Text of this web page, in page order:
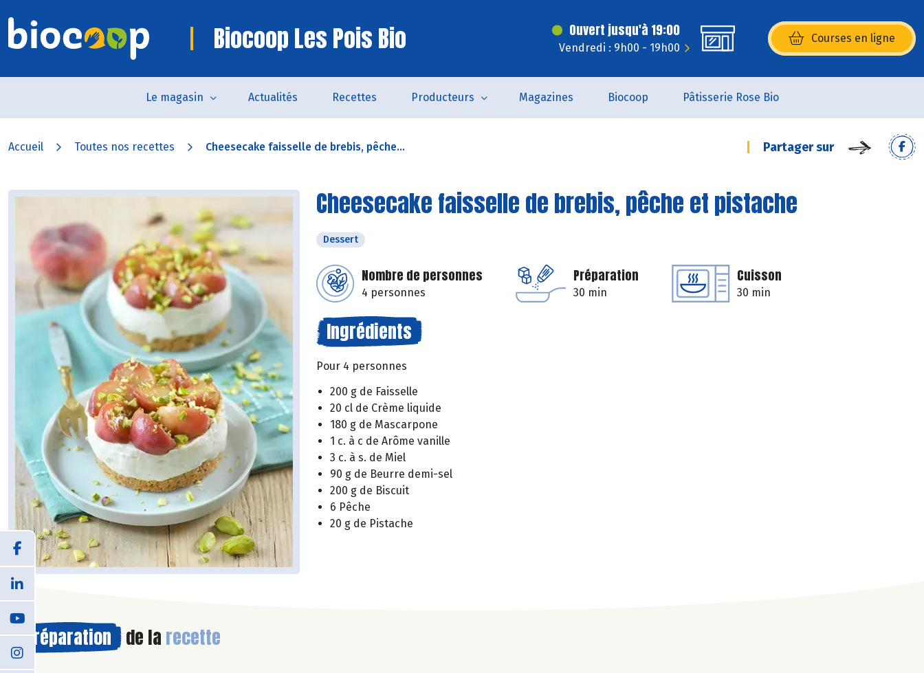
Biocoop Les Pois Bio Ouvert jusqu'à 19:00
Vendredi : 9h00 - 19h00
Courses en ligne
(s’ouvre dans une nouvelle
Le magasin Actualités Recettes Producteurs Magazines Biocoop Pâtisserie Rose Bio
Accueil Toutes nos recettes Cheesecake faisselle de brebis, pêche... Partager sur
Cheesecake faisselle de brebis, pêche et pistache
Dessert
Nombre de personnes
4 personnes
Préparation
30 min
Cuisson
30 min
Ingrédients
Pour 4 personnes
200 g de Faisselle
20 cl de Crème liquide
180 g de Mascarpone
1 c. à c de Arôme vanille
3 c. à s. de Miel
90 g de Beurre demi-sel
200 g de Biscuit
6 Pêche
20 g de Pistache
Préparation de la recette